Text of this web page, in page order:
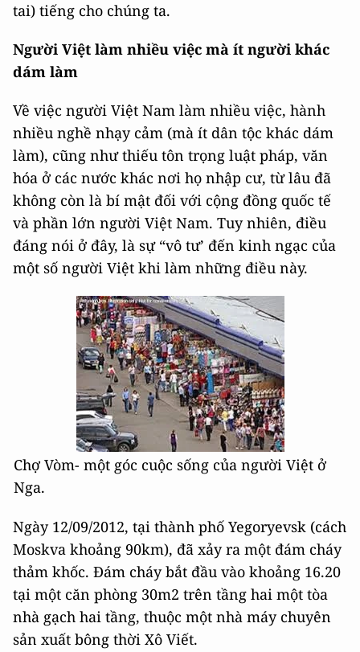
tai) tiếng cho chúng ta.
Người Việt làm nhiều việc mà ít người khác
dám làm
Về việc người Việt Nam làm nhiều việc, hành
nhiều nghề nhạy cảm (mà ít dân tộc khác dám
làm), cũng như thiếu tôn trọng luật pháp, văn
hóa ở các nước khác nơi họ nhập cư, từ lâu đã
không còn là bí mật đối với cộng đồng quốc tế
và phần lớn người Việt Nam. Tuy nhiên, điều
đáng nói ở đây, là sự “vô tư’ đến kinh ngạc của
một số người Việt khi làm những điều này.
Chợ Vòm- một góc cuộc sống của người Việt ở
Nga.
Ngày 12/09/2012, tại thành phố Yegoryevsk (cách
Moskva khoảng 90km), đã xảy ra một đám cháy
thảm khốc. Đám cháy bắt đầu vào khoảng 16.20
tại một căn phòng 30m2 trên tầng hai một tòa
nhà gạch hai tầng, thuộc một nhà máy chuyên
sản xuất bông thời Xô Viết.